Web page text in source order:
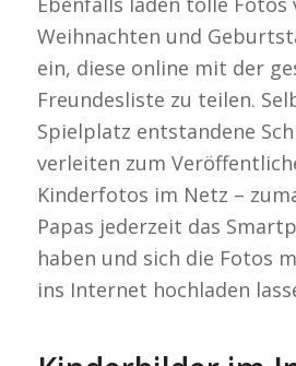
Weihnachten und
ein, diese online mit der
Freundesliste zu teilen.
Spielplatz entstandene
verleiten zum
Kinderfotos im Netz –
Papas jederzeit das
haben und sich die Fotos
ins Internet hochladen